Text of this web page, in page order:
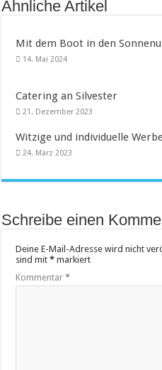
Ähnliche Artikel
Mit dem Boot in den
14. Mai 2024
Catering an Silvester
21. Dezember 2023
Witzige und individuelle
24. März 2023
Schreibe einen
Deine E-Mail-Adresse wird nicht
sind mit* markiert
Kommentar*